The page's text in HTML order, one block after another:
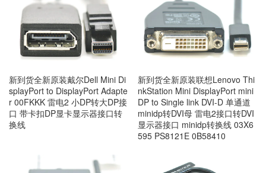
新到货全新原装戴尔Dell Mini Di
splayPort to DisplayPort Adapte
r 00FKKK 雷电2 小DP转大DP接
口 带卡扣DP显卡显示器接口转
换线
新到货全新原装联想Lenovo Thi
nkStation Mini DisplayPort mini
DP to Single link DVI-D 单通道
minidp转DVI母 雷电2接口转DVI
显示器接口 minidp转换线 03X6
595 PS8121E 0B58410